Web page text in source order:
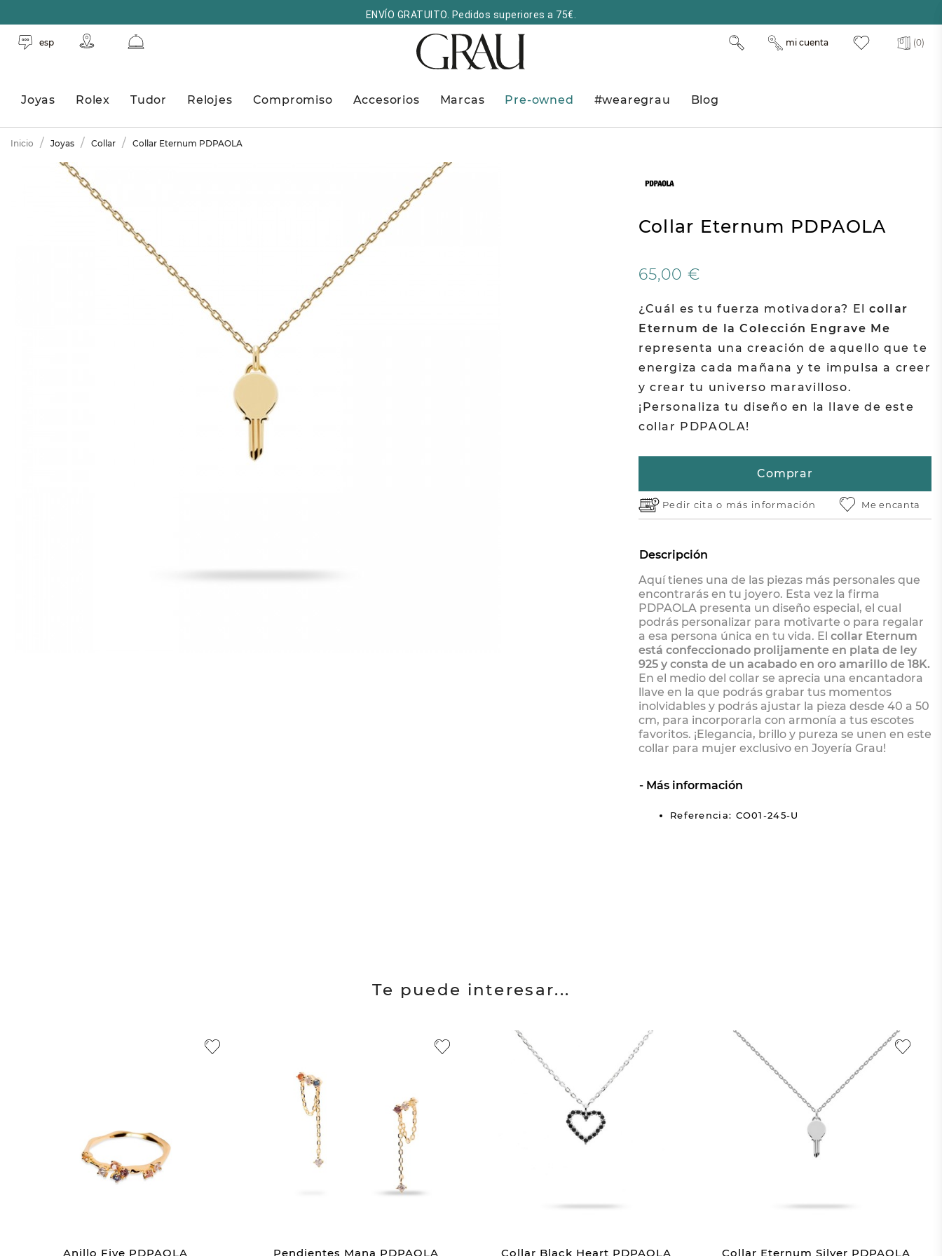
ENVÍO GRATUITO. Pedidos superiores a 75€.
esp (0)
mi cuenta
Joyas Rolex Tudor Relojes Compromiso Accesorios Marcas Pre-owned #wearegrau Blog
Inicio Joyas Collar Collar Eternum PDPAOLA
Collar Eternum PDPAOLA
65,00 €
¿Cuál es tu fuerza motivadora? Elcollar
Eternum de la Colección Engrave Me
representa una creación de aquello que te
energiza cada mañana y te impulsa a creer
y crear tu universo maravilloso.
¡Personaliza tu diseño en la llave de este
collar PDPAOLA!
Comprar
Pedir cita o más información Me encanta
Descripción
Aquí tienes una de las piezas más personales que
encontrarás en tu joyero. Esta vez la firma
PDPAOLA presenta un diseño especial, el cual
podrás personalizar para motivarte o para regalar
a esa persona única en tu vida. El collar Eternum
está confeccionado prolijamente en plata de ley
925 y consta de un acabado en oro amarillo de 18K.
En el medio del collar se aprecia una encantadora
llave en la que podrás grabar tus momentos
inolvidables y podrás ajustar la pieza desde 40 a 50
cm, para incorporarla con armonía a tus escotes
favoritos. ¡Elegancia, brillo y pureza se unen en este
collar para mujer exclusivo en Joyería Grau!
Más información
Referencia: CO01-245-U
Te puede interesar...
Anillo Five PDPAOLA Pendientes Mana PDPAOLA Collar Black Heart PDPAOLA Collar Eternum Silver PDPAOLA